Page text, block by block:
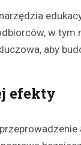
w tym
aby
efekty